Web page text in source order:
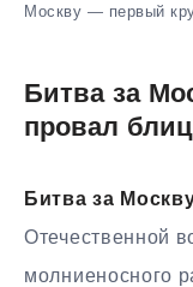
Москву — первый
Битва за
провал
Битва за
Отечественной
молниеносного